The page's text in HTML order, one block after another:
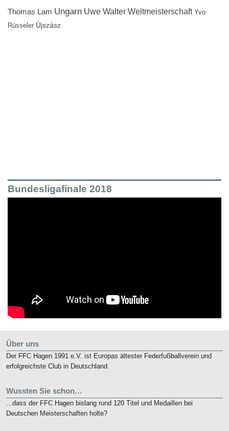
Thomas Lam Ungarn Uwe Walter Weltmeisterschaft Yvo
Rüsseler Újszász
Bundesligafinale 2018
Über uns
Der FFC Hagen 1991 e.V. ist Europas ältester Federfußballverein und
erfolgreichste Club in Deutschland.
Wussten Sie schon…
...dass der FFC Hagen bislang rund 120 Titel und Medaillen bei
Deutschen Meisterschaften holte?